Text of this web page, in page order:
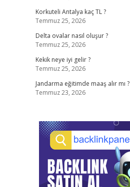
Korkuteli Antalya kaç TL ?
Temmuz 25, 2026
Delta ovalar nasıl oluşur ?
Temmuz 25, 2026
Kekik neye iyi gelir ?
Temmuz 25, 2026
Jandarma eğitimde maaş alır mı ?
Temmuz 23, 2026